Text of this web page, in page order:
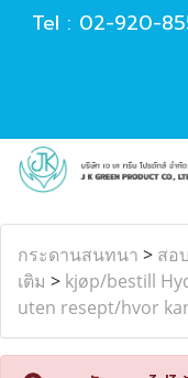
Tel : 02-920-
กระดานสนทนา > สอ
เติม > kjøp/bestill
uten resept/hvor